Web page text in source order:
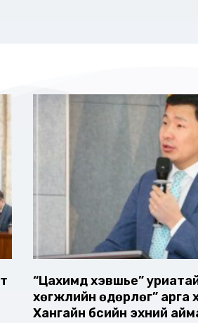
“Цахимд хэвшье”
хөгжлийн өдөрлөг” арга
Хангайн бүсийн эхний